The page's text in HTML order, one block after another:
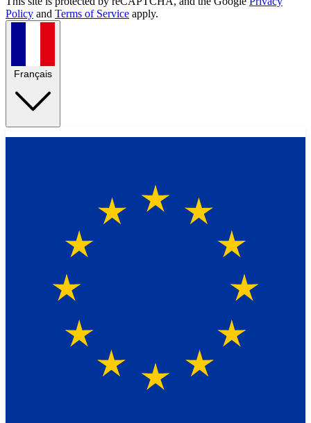
Policy and Terms of Service apply.
Français